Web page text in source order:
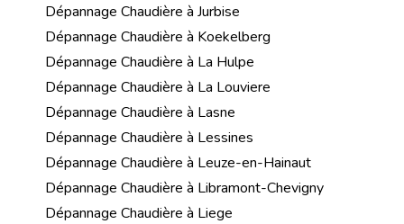
Dépannage Chaudière à Jurbise
Dépannage Chaudière à Koekelberg
Dépannage Chaudière à La Hulpe
Dépannage Chaudière à La Louviere
Dépannage Chaudière à Lasne
Dépannage Chaudière à Lessines
Dépannage Chaudière à Leuze-en-Hainaut
Dépannage Chaudière à Libramont-Chevigny
Dépannage Chaudière à Liege